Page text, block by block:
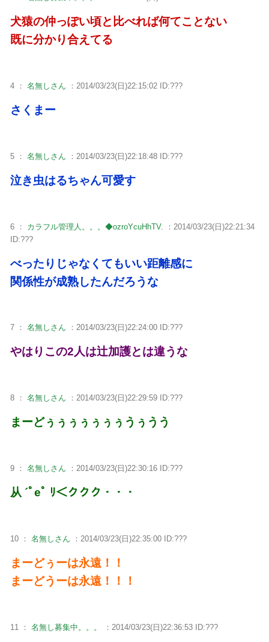
犬猿の仲っぽい頃と比べれば何てことない
既に分かり合えてる
4 ： 名無しさん ：2014/03/23(日)22:15:02 ID:???
さくまー
5 ： 名無しさん ：2014/03/23(日)22:18:48 ID:???
泣き虫はるちゃん可愛す
6 ： カラフル管理人。。。◆ozroYcuHhTV.
：2014/03/23(日)22:21:34
ID:???
べったりじゃなくてもいい距離感に
関係性が成熟したんだろうな
7 ： 名無しさん ：2014/03/23(日)22:24:00 ID:???
やはりこの2人は辻加護とは違うな
8 ： 名無しさん ：2014/03/23(日)22:29:59 ID:???
まーどぅぅぅぅぅぅぅうぅうう
9 ： 名無しさん ：2014/03/23(日)22:30:16 ID:???
从 ´ﾟeﾟ ﾘ＜ククク・・・
10 ： 名無しさん ：2014/03/23(日)22:35:00 ID:???
まーどぅーは永遠！！
まーどうーは永遠！！！
11 ： 名無し募集中。。。 ：2014/03/23(日)22:36:53 ID:???